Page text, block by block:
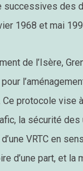
successives des
1968 et mai
de l’Isère,
Ce protocole
la sécurité
VRTC en
d’une part, et la